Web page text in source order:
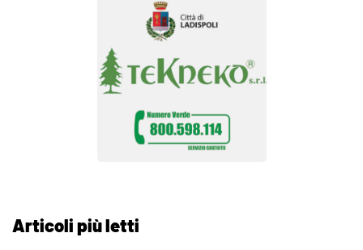
Articoli più letti